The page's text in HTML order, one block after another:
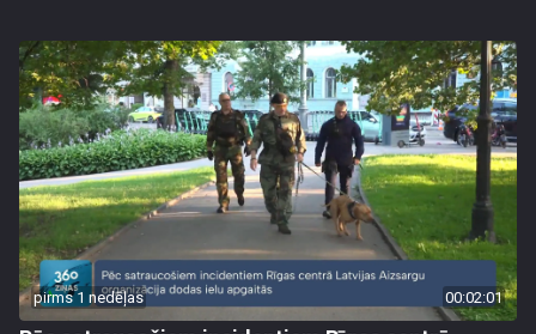
pirms 1 nedēļas 00:02:01